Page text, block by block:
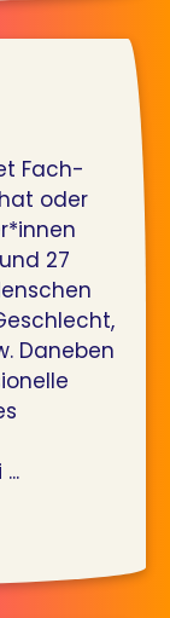
Fach-
oder
27
Daneben